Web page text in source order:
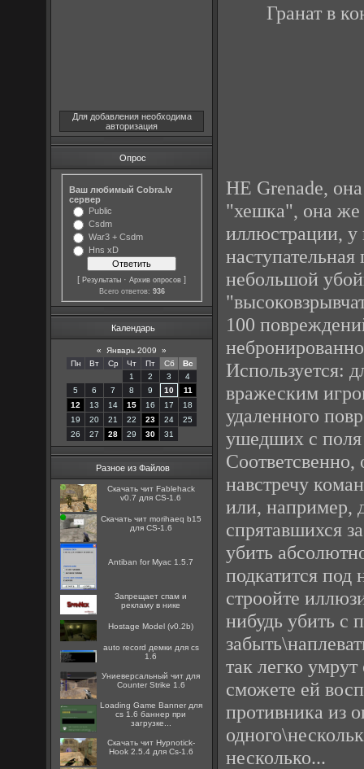
Для добавления необходима
авторизация
Опрос
Ваш любимый Cobra.lv
сервер
Public
Csdm
War3 + Csdm
Hns xD
[Результаты ·Архив опросов ]
Всего ответов: 936
Календарь
« Январь 2009
»
Пн
Вт Ср Чт Пт Сб
Вс
1
2 3
4
5
6 7 8 9 10
11
12
13 14 15 16 17
18
19
20 21 22 23 24
25
26
27 28 29 30 31
Разное из Файлов
Скачать чит Fablehack
v0.7 для CS-1.6
Скачать чит morihaeq b15
для CS-1.6
Antiban for Myac 1.5.7
Запрещает спам и
рекламу в нике
Hostage Model (v0.2b)
auto record демки для cs
1.6
Униеверсальный чит для
Counter Strike 1.6
Loading Game Banner для
cs 1.6 баннер при
загрузке...
Скачать чит Hypnotick-
Hook 2.5.4 для Cs-1.6
Гранат в
HE Grenade,
"хешка", она же
иллюстрации, у
небольшой
100
Используется:
вражеским
удаленного
ушедших с поля
Соответсвенно,
навстречу
или, например,
спрятавшихся
убить
подкатится
строойте
нибудь убить с
так легко
сможете ей
противника из
несколько...